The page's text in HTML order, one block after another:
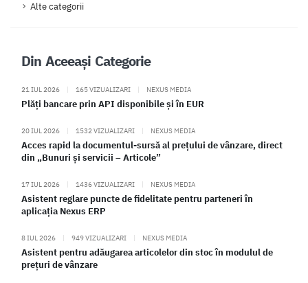
Alte categorii
Din Aceeași Categorie
21 IUL 2026 | 165 VIZUALIZARI | NEXUS MEDIA
Plăți bancare prin API disponibile și în EUR
20 IUL 2026 | 1532 VIZUALIZARI | NEXUS MEDIA
Acces rapid la documentul-sursă al prețului de vânzare, direct
din „Bunuri și servicii – Articole”
17 IUL 2026 | 1436 VIZUALIZARI | NEXUS MEDIA
Asistent reglare puncte de fidelitate pentru parteneri în
aplicația Nexus ERP
8 IUL 2026 | 949 VIZUALIZARI | NEXUS MEDIA
Asistent pentru adăugarea articolelor din stoc în modulul de
prețuri de vânzare